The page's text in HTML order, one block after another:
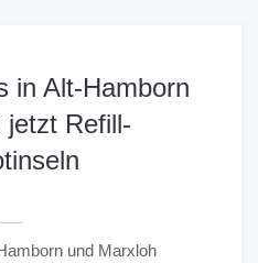
in Alt-Hamborn
jetzt Refill-
und Marxloh